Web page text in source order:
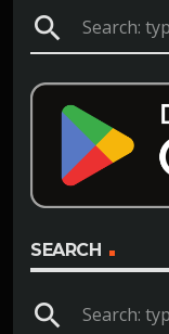
search
SEARCH
search